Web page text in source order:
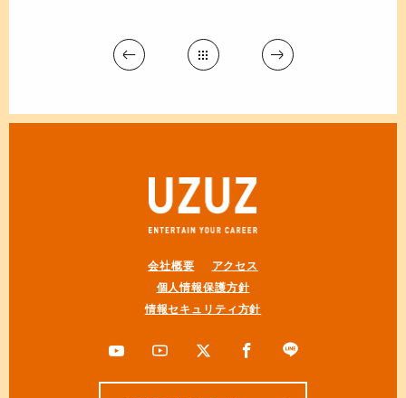
会社概要
アクセス
個人情報保護方針
情報セキュリティ方針